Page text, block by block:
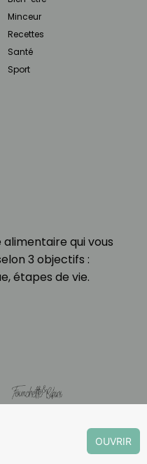
qui vous
3 objectifs :
étapes de vie.
Minceur
Recettes
Santé
Sport
OUVRIR